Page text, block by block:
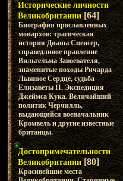
Исторические личности
Великобритании [64]
Биография прославленных
монархов: трагическая
история Дианы Спенсер,
справедливое правление
Вильгельма Завоевателя,
знаменитые походы Ричарда
Львиное Сердце, судьба
Елизаветы II. Экспедиция
Джеймса Кука. Величайший
политик Черчилль,
выдающийся военачальник
Кромвель и другие известные
британцы.
Достопримечательности
Великобритании [80]
Красивейшие места